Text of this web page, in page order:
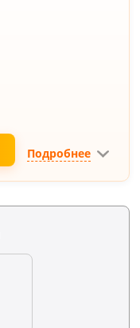
Подробнее